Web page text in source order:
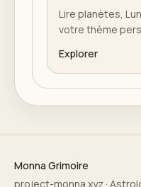
Lire planètes,
votre thème
Explorer
Monna Grimoire
project-monna.xyz ·